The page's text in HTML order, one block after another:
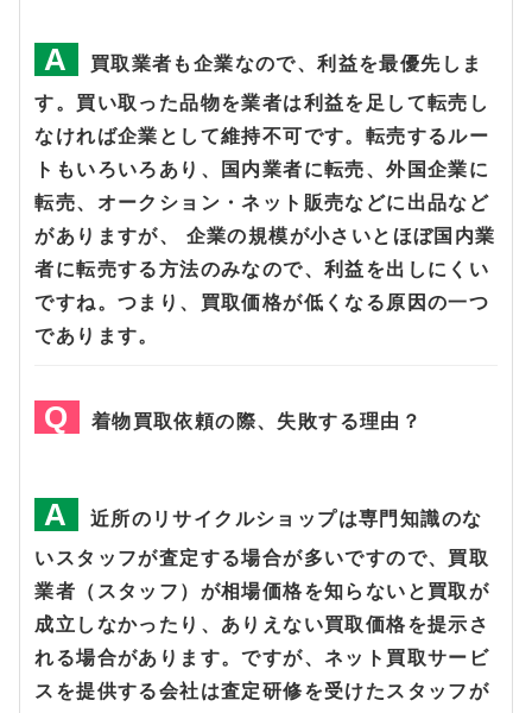
買取業者も企業なので、利益を最優先しま
す。買い取った品物を業者は利益を足して転売し
なければ企業として維持不可です。転売するルー
トもいろいろあり、国内業者に転売、外国企業に
転売、オークション・ネット販売などに出品など
がありますが、 企業の規模が小さいとほぼ国内業
者に転売する方法のみなので、利益を出しにくい
ですね。つまり、買取価格が低くなる原因の一つ
であります。
着物買取依頼の際、失敗する理由？
近所のリサイクルショップは専門知識のな
いスタッフが査定する場合が多いですので、買取
業者（スタッフ）が相場価格を知らないと買取が
成立しなかったり、ありえない買取価格を提示さ
れる場合があります。ですが、ネット買取サービ
スを提供する会社は査定研修を受けたスタッフが